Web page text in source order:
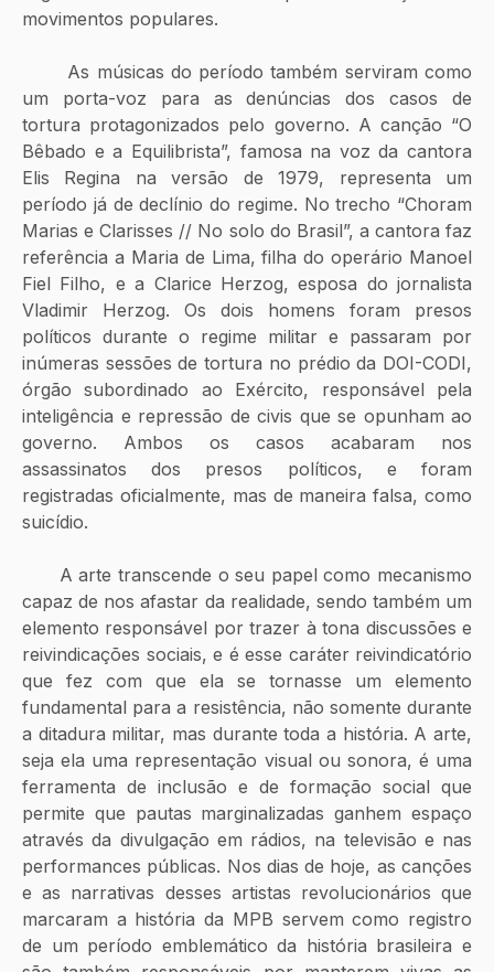
movimentos populares.
um porta-voz para as denúncias dos casos de
tortura protagonizados pelo governo. A canção “O
Bêbado e a Equilibrista”, famosa na voz da cantora
Elis Regina na versão de 1979, representa um
período já de declínio do regime. No trecho “Choram
Marias e Clarisses // No solo do Brasil”, a cantora faz
referência a Maria de Lima, filha do operário Manoel
Fiel Filho, e a Clarice Herzog, esposa do jornalista
Vladimir Herzog. Os dois homens foram presos
políticos durante o regime militar e passaram por
inúmeras sessões de tortura no prédio da DOI-CODI,
órgão subordinado ao Exército, responsável pela
inteligência e repressão de civis que se opunham ao
governo. Ambos os casos acabaram nos
assassinatos dos presos políticos, e foram
registradas oficialmente, mas de maneira falsa, como
suicídio.
capaz de nos afastar da realidade, sendo também um
elemento responsável por trazer à tona discussões e
reivindicações sociais, e é esse caráter reivindicatório
que fez com que ela se tornasse um elemento
fundamental para a resistência, não somente durante
a ditadura militar, mas durante toda a história. A arte,
seja ela uma representação visual ou sonora, é uma
ferramenta de inclusão e de formação social que
permite que pautas marginalizadas ganhem espaço
através da divulgação em rádios, na televisão e nas
performances públicas. Nos dias de hoje, as canções
e as narrativas desses artistas revolucionários que
marcaram a história da MPB servem como registro
de um período emblemático da história brasileira e